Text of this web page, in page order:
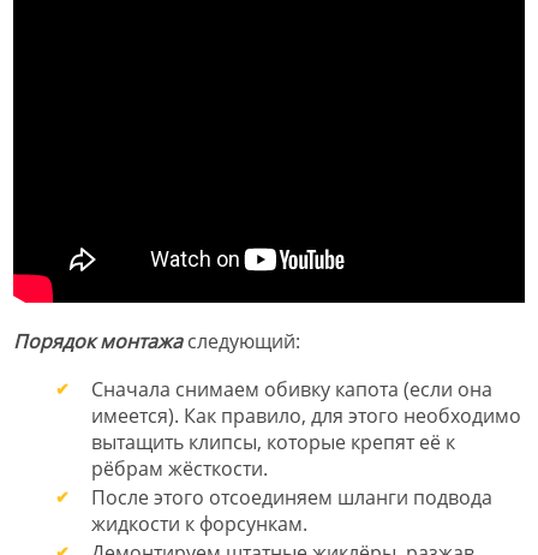
Порядок монтажаследующий:
Сначала снимаем обивку капота (если она
имеется). Как правило, для этого необходимо
вытащить клипсы, которые крепят её к
рёбрам жёсткости.
После этого отсоединяем шланги подвода
жидкости к форсункам.